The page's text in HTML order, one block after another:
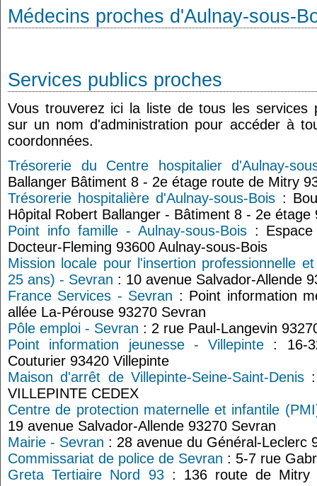
Médecins proches d'Aulnay-sous-
Services publics proches
Vous trouverez ici la liste de tous les services
sur un nom d'administration pour accéder à
coordonnées.
Trésorerie du Centre hospitalier d'Aulnay-
Ballanger Bâtiment 8 - 2e étage route de Mitry
Trésorerie hospitalière d'Aulnay-sous-Bois :
Hôpital Robert Ballanger - Bâtiment 8 - 2e étage
Point info famille - Aulnay-sous-Bois: Espace
Docteur-Fleming 93600 Aulnay-sous-Bois
Mission locale pour l'insertion professionnelle
25 ans) - Sevran : 10 avenue Salvador-Allende
France Services - Sevran : Point information
allée La-Pérouse 93270 Sevran
Pôle emploi - Sevran : 2 rue Paul-Langevin
Point information jeunesse - Villepinte : 16-
Couturier 93420 Villepinte
Maison d'arrêt de Villepinte-Seine-Saint-Denis:
VILLEPINTE CEDEX
Centre de protection maternelle et infantile
19 avenue Salvador-Allende 93270 Sevran
Mairie - Sevran : 28 avenue du Général-Leclerc
Commissariat de police de Sevran : 5-7 rue
Greta Tertiaire Nord 93: 136 route de Mitry